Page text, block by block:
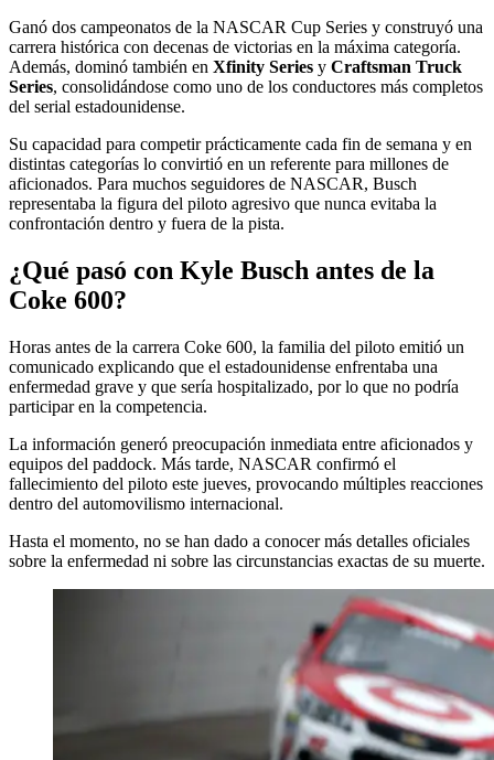
Ganó dos campeonatos de la NASCAR Cup Series y construyó una
carrera histórica con decenas de victorias en la máxima categoría.
Además, dominó también en Xfinity Series y Craftsman Truck
Series, consolidándose como uno de los conductores más completos
del serial estadounidense.
Su capacidad para competir prácticamente cada fin de semana y en
distintas categorías lo convirtió en un referente para millones de
aficionados. Para muchos seguidores de NASCAR, Busch
representaba la figura del piloto agresivo que nunca evitaba la
confrontación dentro y fuera de la pista.
¿Qué pasó con Kyle Busch antes de la
Coke 600?
Horas antes de la carrera Coke 600, la familia del piloto emitió un
comunicado explicando que el estadounidense enfrentaba una
enfermedad grave y que sería hospitalizado, por lo que no podría
participar en la competencia.
La información generó preocupación inmediata entre aficionados y
equipos del paddock. Más tarde, NASCAR confirmó el
fallecimiento del piloto este jueves, provocando múltiples reacciones
dentro del automovilismo internacional.
Hasta el momento, no se han dado a conocer más detalles oficiales
sobre la enfermedad ni sobre las circunstancias exactas de su muerte.